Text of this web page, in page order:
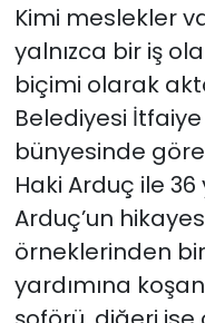
Kimi meslekler
yalnızca bir iş
biçimi olarak
Belediyesi İtfaiye
bünyesinde
Haki Arduç ile
Arduç’un
örneklerinden
yardımına